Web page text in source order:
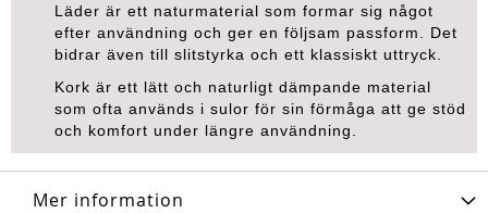
Läder är ett naturmaterial som formar sig något
efter användning och ger en följsam passform. Det
bidrar även till slitstyrka och ett klassiskt uttryck.
Kork är ett lätt och naturligt dämpande material
som ofta används i sulor för sin förmåga att ge stöd
och komfort under längre användning.
Mer information